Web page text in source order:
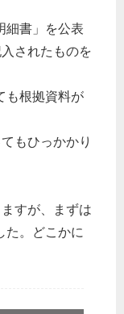
細書」を公表
されたものを
根拠資料が
もひっかかり
すが、まずは
た。どこかに
か？